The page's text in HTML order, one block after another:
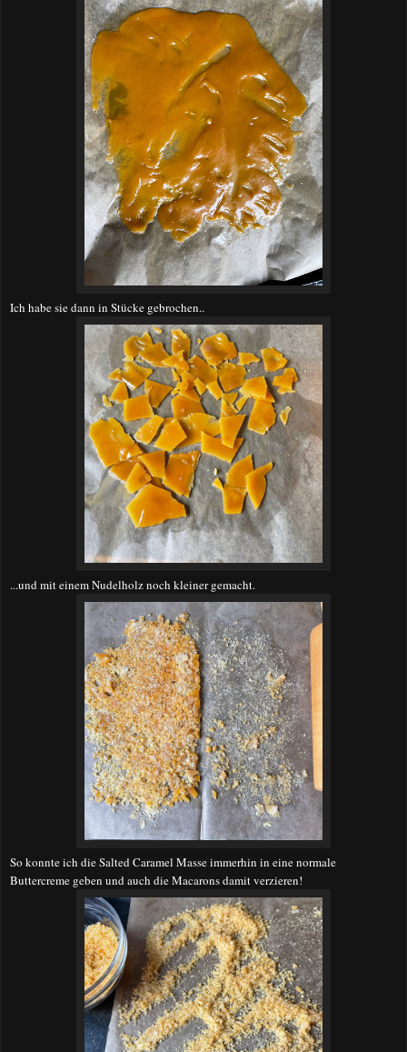
Ich habe sie dann in Stücke gebrochen..
...und mit einem Nudelholz noch kleiner gemacht.
So konnte ich die Salted Caramel Masse immerhin in eine normale
Buttercreme geben und auch die Macarons damit verzieren!